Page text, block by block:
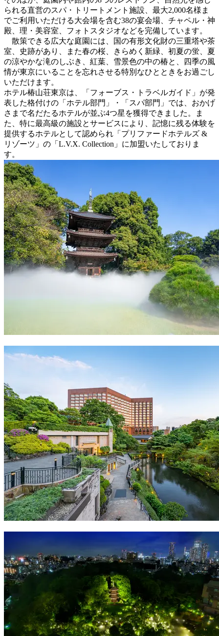
られる直営のスパ・トリートメント施設、最大2,000名様ま
でご利用いただける大会場を含む38の宴会場、チャペル・神
殿、理・美容室、フォトスタジオなどを完備しています。
散策できる広大な庭園には、国の有形文化財の三重塔や茶
室、史跡があり、また春の桜、きらめく新緑、初夏の蛍、夏
の涼やかな滝のしぶき、紅葉、雪景色の中の椿と、四季の風
情が東京にいることを忘れさせる特別なひとときをお過ごし
いただけます。
ホテル椿山荘東京は、「フォーブス・トラベルガイド」が発
表した格付けの「ホテル部門」・「スパ部門」では、おかげ
さまで名だたるホテルが並ぶ4つ星を獲得できました。ま
た、特に最高級の施設とサービスにより、記憶に残る体験を
提供するホテルとして認められ「プリファードホテルズ &
リゾーツ」の「L.V.X. Collection」に加盟いたしておりま
す。